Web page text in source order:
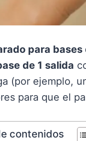
para
de 1 salida
(por ejemplo,
para que el
contenidos